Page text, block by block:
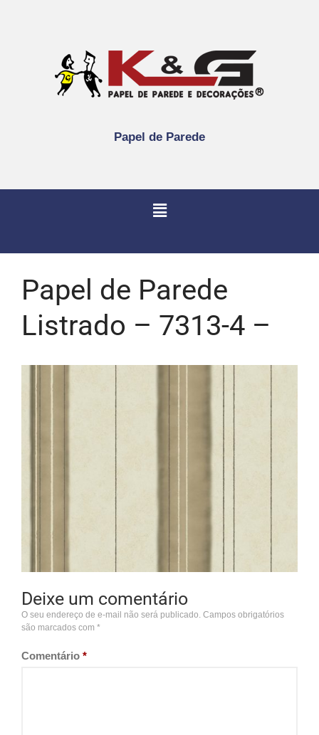
Papel de Parede
Papel de Parede
Listrado – 7313-4 –
Deixe um comentário
O seu endereço de e-mail não será publicado. Campos obrigatórios
são marcados com *
Comentário *